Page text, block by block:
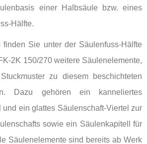
einer Halbsäule bzw. eines
Hälfte.
finden Sie unter der Säulenfuss-Hälfte
2K 150/270 weitere Säulenelemente,
zu diesem beschichteten
Dazu gehören ein kanneliertes
und ein glattes Säulenschaft-Viertel zur
sowie ein Säulenkapitell für
Säulenelemente sind bereits ab Werk